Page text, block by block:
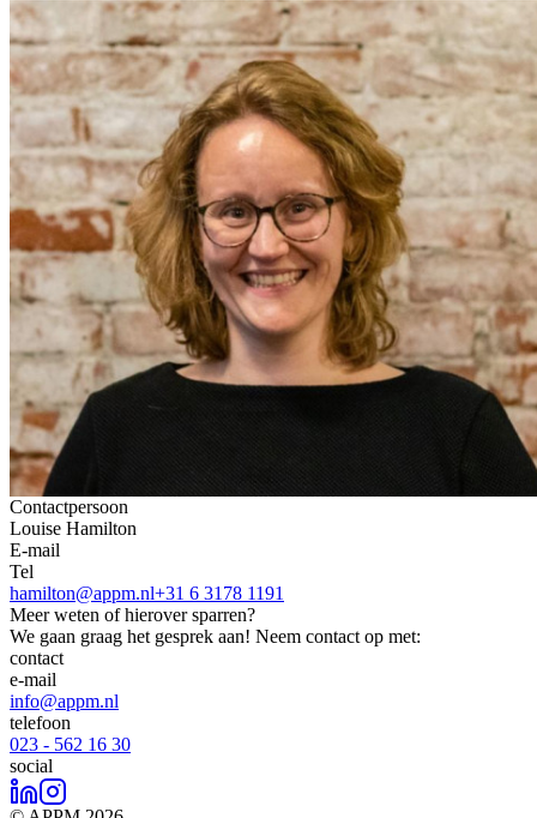
Contactpersoon
Louise Hamilton
E-mail
Tel
hamilton@appm.nl+31 6 3178 1191
Meer weten of hierover sparren?
We gaan graag het gesprek aan! Neem contact op met:
contact
e-mail
info@appm.nl
telefoon
023 - 562 16 30
social